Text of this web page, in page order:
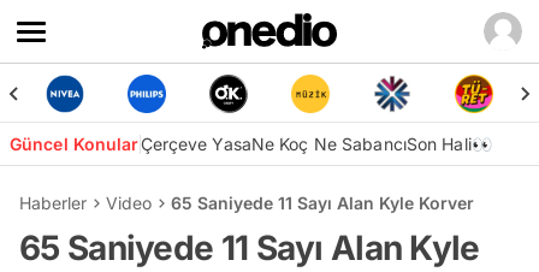
Güncel KonularÇerçeve YasaNe Koç Ne SabancıSon Hali👀
Haberler Video 65 Saniyede 11 Sayı Alan Kyle Korver
65 Saniyede 11 Sayı Alan Kyle